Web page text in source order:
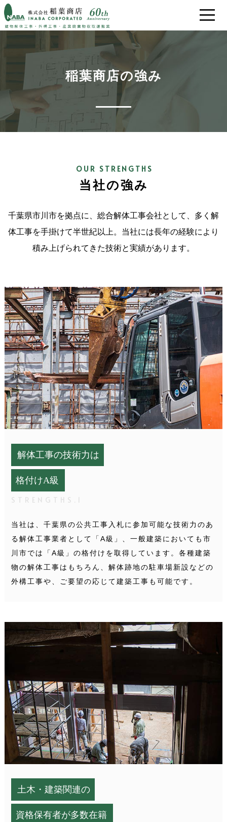
稲葉商店の強み
解体工事の流れ
工事実績
会社概要
相談・お問い合わせ
稲葉商店の強み
当社の強み
千葉県市川市を拠点に、総合解体工事会社として、多く解
体工事を手掛けて半世紀以上。 当社には長年の経験により
積み上げられてきた技術と実績があります。
解体工事の技術力は
格付けA級
STRENGTHS.1
当社は、千葉県の公共工事入札に参加可能な技術力のあ
る解体工事業者として「A級」、一般建築においても市
川市では「A級」の格付けを取得しています。 各種建築
物の解体工事はもちろん、解体跡地の駐車場新設などの
外構工事や、ご要望の応じて建築工事も可能です。
土木・建築関連の
資格保有者が多数在籍